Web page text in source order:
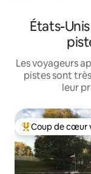
États-
Les voyageurs
pistes sont
leur
Coups de cœur
Coup de cœur